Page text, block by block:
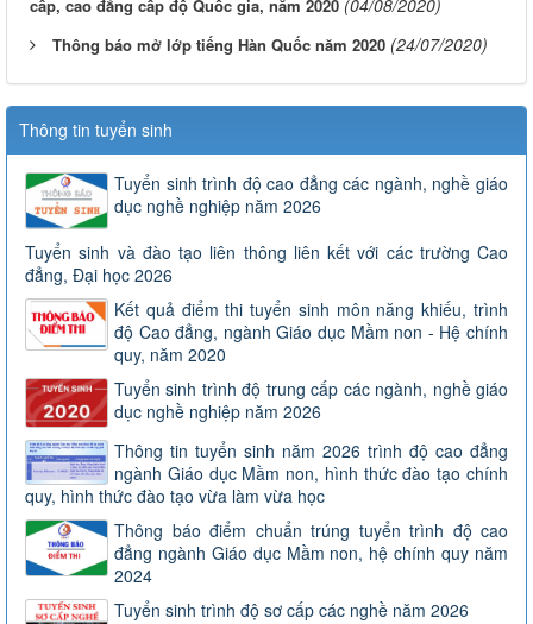
cấp, cao đẳng cấp độ Quốc gia, năm 2020 (04/08/2020)
Thông báo mở lớp tiếng Hàn Quốc năm 2020 (24/07/2020)
Thông tin tuyển sinh
Tuyển sinh trình độ cao đẳng các ngành, nghề giáo
dục nghề nghiệp năm 2026
Tuyển sinh và đào tạo liên thông liên kết với các trường Cao
đẳng, Đại học 2026
Kết quả điểm thi tuyển sinh môn năng khiếu, trình
độ Cao đẳng, ngành Giáo dục Mầm non - Hệ chính
quy, năm 2020
Tuyển sinh trình độ trung cấp các ngành, nghề giáo
dục nghề nghiệp năm 2026
Thông tin tuyển sinh năm 2026 trình độ cao đẳng
ngành Giáo dục Mầm non, hình thức đào tạo chính
quy, hình thức đào tạo vừa làm vừa học
Thông báo điểm chuẩn trúng tuyển trình độ cao
đẳng ngành Giáo dục Mầm non, hệ chính quy năm
2024
Tuyển sinh trình độ sơ cấp các nghề năm 2026